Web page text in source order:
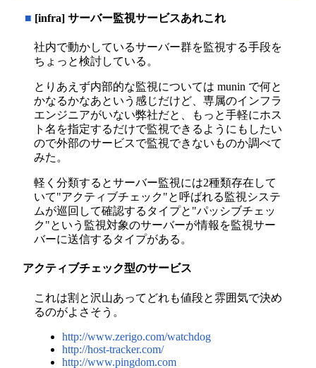
■ [infra] サーバー監視サービスあれこれ
社内で動かしているサーバー群を監視する手段を
ちょっと検討している。
とりあえず内部的な監視については munin で何と
かなるかなあという感じだけど、専属のインフラ
エンジニアがいない弊社だと、もっと手軽にホス
ト名を指定するだけで監視できるようにもしたい
ので外部のサービスで監視できないものか調べて
みた。
軽く分類するとサーバー監視には2種類存在して
いて"アクティブチェック"と呼ばれる監視システ
ムが巡回して確認するタイプと"パッシブチェッ
ク"という監視対象のサーバーが情報を監視サー
バーに送信するタイプがある。
アクティブチェック型のサービス
これは割と沢山あってどれも値段と雰囲気で決め
るのがよさそう。
http://www.zerigo.com/watchdog
http://host-tracker.com/
http://www.pingdom.com